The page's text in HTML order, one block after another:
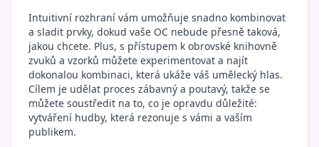
Intuitivní rozhraní vám umožňuje snadno kombinovat
a sladit prvky, dokud vaše OC nebude přesně taková,
jakou chcete. Plus, s přístupem k obrovské knihovně
zvuků a vzorků můžete experimentovat a najít
dokonalou kombinaci, která ukáže váš umělecký hlas.
Cílem je udělat proces zábavný a poutavý, takže se
můžete soustředit na to, co je opravdu důležité:
vytváření hudby, která rezonuje s vámi a vaším
publikem.